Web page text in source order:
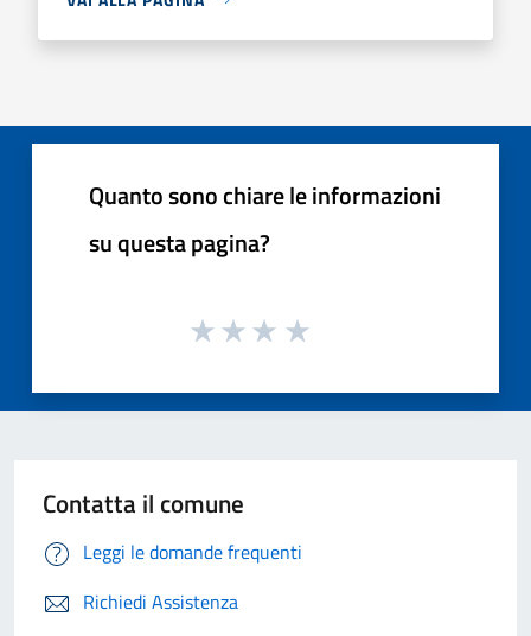
Quanto sono chiare le informazioni
su questa pagina?
Contatta il comune
Leggi le domande frequenti
Richiedi Assistenza